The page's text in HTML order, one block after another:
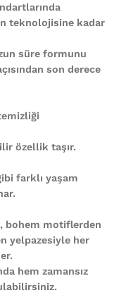
teknolojisine kadar
süre formunu
son derece
özellik taşır.
farklı yaşam
bohem motiflerden
yelpazesiyle her
hem zamansız